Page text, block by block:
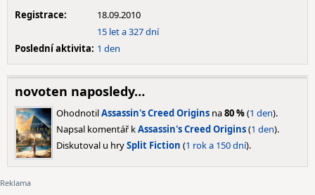
Registrace:
18.09.2010
15 let a 327 dní
Poslední aktivita: 1 den
novoten naposledy…
OhodnotilAssassin's Creed Origins na80 %(1 den).
Napsal komentář kAssassin's Creed Origins(1 den).
Diskutoval u hrySplit Fiction (1 rok a 150 dní).